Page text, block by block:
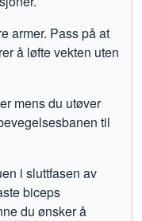
armer. Pass på at
å løfte vekten uten
mens du utøver
til
i sluttfasen av
biceps
du ønsker å